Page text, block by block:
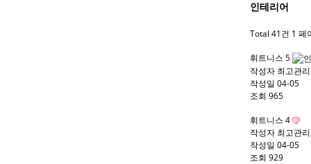
인테리어
Total 41건 1 페
휘트니스 5
작성자 최고관
작성일 04-05
조회 965
휘트니스 4
작성자 최고관
작성일 04-05
조회 929